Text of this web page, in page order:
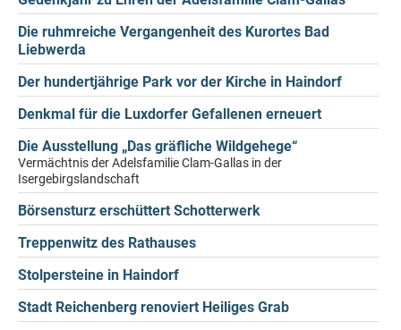
Die ruhmreiche Vergangenheit des Kurortes Bad
Liebwerda
Der hundertjährige Park vor der Kirche in Haindorf
Denkmal für die Luxdorfer Gefallenen erneuert
Die Ausstellung „Das gräfliche Wildgehege“
Vermächtnis der Adelsfamilie Clam-Gallas in der
Isergebirgslandschaft
Börsensturz erschüttert Schotterwerk
Treppenwitz des Rathauses
Stolpersteine in Haindorf
Stadt Reichenberg renoviert Heiliges Grab